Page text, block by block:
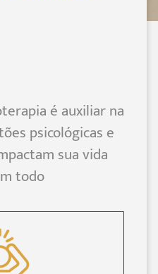
é auxiliar na
psicológicas e
sua vida
todo